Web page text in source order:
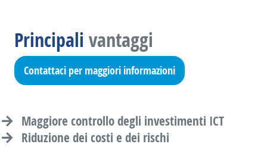
Principali vantaggi
Contattaci per maggiori informazioni
Maggiore controllo degli investimenti ICT
Riduzione dei costi e dei rischi